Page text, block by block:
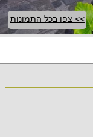
>> צפו בכל התמונות